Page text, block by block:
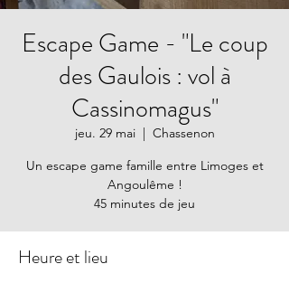
Escape Game - "Le coup
des Gaulois : vol à
Cassinomagus"
jeu. 29 mai
  |
Chassenon
Un escape game famille entre Limoges et
Angoulême !
45 minutes de jeu
Heure et lieu